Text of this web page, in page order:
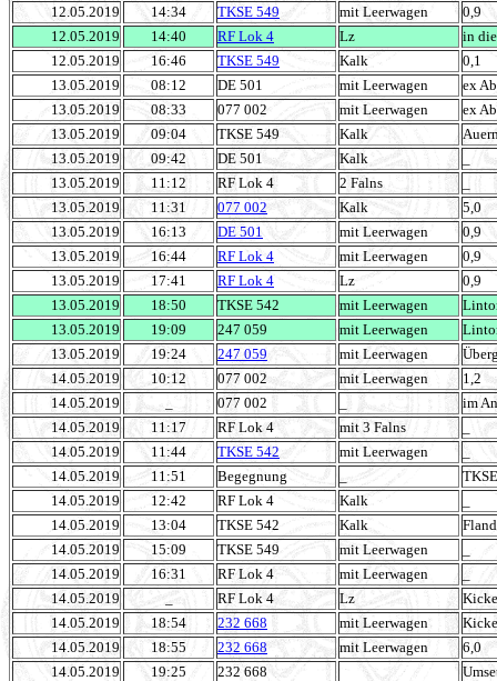
12.05.2019
14:34 TKSE 549 mit Leerwagen
0,9
12.05.2019
14:40 RF Lok 4 Lz
in
12.05.2019
16:46 TKSE 549 Kalk
0,1
13.05.2019
08:12 DE 501 mit Leerwagen
ex
13.05.2019
08:33 077 002 mit Leerwagen
ex
13.05.2019
09:04 TKSE 549 Kalk
13.05.2019
09:42 DE 501 Kalk
13.05.2019
11:12 RF Lok 4 2 Falns
13.05.2019
11:31 077 002 Kalk
5,0
13.05.2019
16:13 DE 501 mit Leerwagen
0,9
13.05.2019
16:44 RF Lok 4 mit Leerwagen
0,9
13.05.2019
17:41 RF Lok 4 Lz
0,9
13.05.2019
18:50 TKSE 542 mit Leerwagen
13.05.2019
19:09 247 059 mit Leerwagen
13.05.2019
19:24 247 059 mit Leerwagen
14.05.2019
10:12 077 002 mit Leerwagen
1,2
14.05.2019
077 002
im
14.05.2019
11:17 RF Lok 4 mit 3 Falns
14.05.2019
11:44 TKSE 542 mit Leerwagen
_
14.05.2019
11:51 Begegnung
14.05.2019
12:42 RF Lok 4 Kalk
14.05.2019
13:04 TKSE 542 Kalk
14.05.2019
15:09 TKSE 549 mit Leerwagen
14.05.2019
16:31 RF Lok 4 mit Leerwagen
_
14.05.2019
_ RF Lok 4 Lz
14.05.2019
18:54 232 668 mit Leerwagen
14.05.2019
18:55 232 668 mit Leerwagen
6,0
14.05.2019
19:25 232 668